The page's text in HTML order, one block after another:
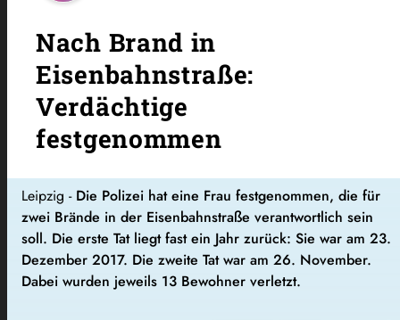
Nach Brand in
Eisenbahnstraße:
Verdächtige
festgenommen
Leipzig - Die Polizei hat eine Frau festgenommen, die für
zwei Brände in der Eisenbahnstraße verantwortlich sein
soll. Die erste Tat liegt fast ein Jahr zurück: Sie war am 23.
Dezember 2017. Die zweite Tat war am 26. November.
Dabei wurden jeweils 13 Bewohner verletzt.